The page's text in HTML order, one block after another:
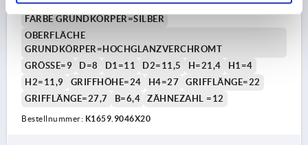
GEWINDE=M4
GEWINDELÄNGE=20
FARBE GRUNDKÖRPER=SILBER
OBERFLÄCHE
GRUNDKÖRPER=HOCHGLANZVERCHROMT
GRÖSSE=9
D=8 D1=11 D2=11,5 H=21,4
H1=4
H2=11,9
GRIFFHÖHE=24 H4=27
GRIFFLÄNGE=22
GRIFFLÄNGE=27,7
B=6,4 ZÄHNEZAHL =12
Bestellnummer: K1659.9046X20